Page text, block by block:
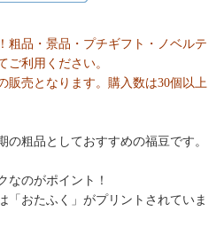
粗品・景品・プチギフト・ノベルテ
ご利用ください。
販売となります。購入数は30個以上
粗品としておすすめの福豆です。
なのがポイント！
「おたふく」がプリントされていま